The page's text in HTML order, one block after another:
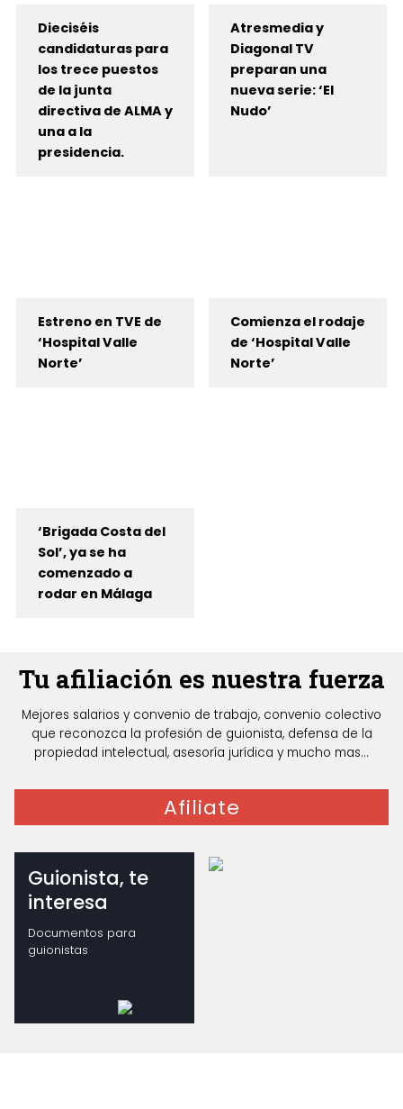
Dieciséis
candidaturas para
los trece puestos
de la junta
directiva de ALMA y
una a la
presidencia.
Atresmedia y
Diagonal TV
preparan una
nueva serie: ‘El
Nudo’
Estreno en TVE de
‘Hospital Valle
Norte’
Comienza el rodaje
de ‘Hospital Valle
Norte’
‘Brigada Costa del
Sol’, ya se ha
comenzado a
rodar en Málaga
Tu afiliación es nuestra fuerza
Mejores salarios y convenio de trabajo, convenio colectivo
que reconozca la profesión de guionista, defensa de la
propiedad intelectual, asesoría jurídica y mucho mas...
Afiliate
Guionista, te
interesa
Documentos para
guionistas